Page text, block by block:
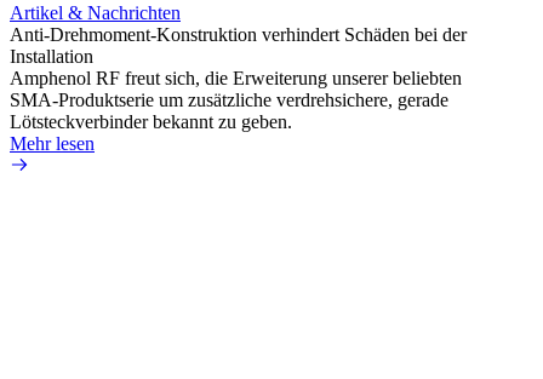
Artikel & Nachrichten
Anti-Drehmoment-Konstruktion verhindert Schäden bei der
Installation
Amphenol RF freut sich, die Erweiterung unserer beliebten
SMA-Produktserie um zusätzliche verdrehsichere, gerade
Lötsteckverbinder bekannt zu geben.
Mehr lesen